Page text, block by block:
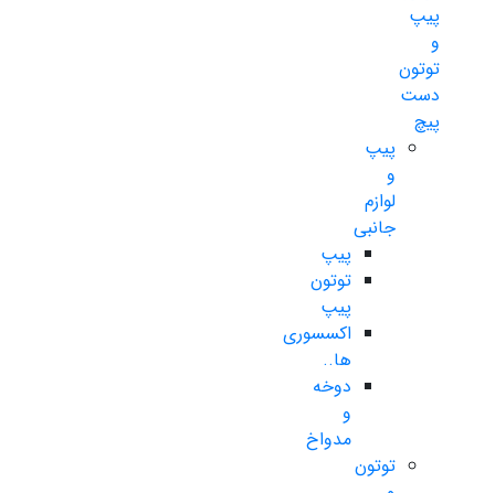
پیپ
و
توتون
دست
پیچ
پیپ
و
لوازم
جانبی
پیپ
توتون
پیپ
اکسسوری
ها..
دوخه
و
مدواخ
توتون